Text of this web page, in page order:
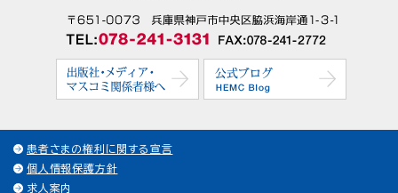
患者さまの権利に関する宣言
個人情報保護方針
求人案内